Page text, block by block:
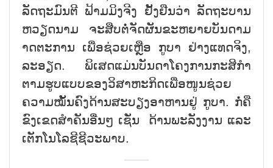
ລັດຖະມົນຕີ ຟ້າມມິງຈີງ ຢັ້ງຢືນວ່າ ລັດຖະບານ
ຫວຽດນາມ ຈະສືບຕໍ່ຈັດຜັນຂະຫຍາຍບັນດາມ
າດຕະການ ເພື່ອຊ່ວຍເຫຼືອ ກູບາ ຢ່າງແທດຈິງ,
ລະອຽດ. ພິເສດແມ່ນບັນດາໂຄງການກະສິກຳ
ຕາມຮູບແບບຂອງວິສາຫະກິດເພື່ອໜູນຊ່ວຍ
ຄວາມໝັ້ນຄົງດ້ານສະບຽງອາຫານຢູ່ ກູບາ. ກໍ່ຄື
ຂົງເຂດສຳຄັນອື່ນໆ ເຊັ່ນ ດ້ານພະລັງງານ ແລະ
ເຕັກໂນໂລຊີຊີວະພາບ.